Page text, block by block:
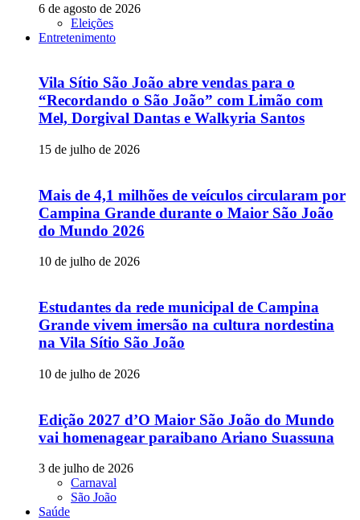
6 de agosto de 2026
Eleições
Entretenimento
Vila Sítio São João abre vendas para o
“Recordando o São João” com Limão com
Mel, Dorgival Dantas e Walkyria Santos
15 de julho de 2026
Mais de 4,1 milhões de veículos circularam por
Campina Grande durante o Maior São João
do Mundo 2026
10 de julho de 2026
Estudantes da rede municipal de Campina
Grande vivem imersão na cultura nordestina
na Vila Sítio São João
10 de julho de 2026
Edição 2027 d’O Maior São João do Mundo
vai homenagear paraibano Ariano Suassuna
3 de julho de 2026
Carnaval
São João
Saúde